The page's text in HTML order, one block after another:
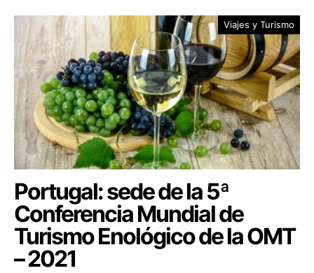
Viajes y Turismo
Portugal: sede de la 5ª
Conferencia Mundial de
Turismo Enológico de la OMT
– 2021